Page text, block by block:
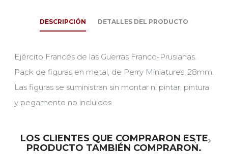
DESCRIPCIÓN DETALLES DEL PRODUCTO
Ejército Francés de las Guerras Franco-Prusianas.
Pack de figuras en metal, de Perry Miniatures, 28mm.
Las figuras se suministran sin montar ni pintar, pintura
y pegamento no incluidos
LOS CLIENTES QUE COMPRARON ESTE
PRODUCTO TAMBIÉN COMPRARON.